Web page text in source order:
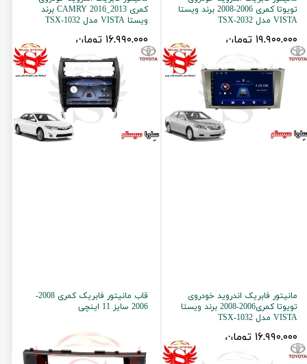
تویوتا کمری 2006-2008 برند ویستا
VISTA مدل TSX-2032
۱۹,۹۰۰,۰۰۰ تومان
کمری 2013_2016 CAMRY برند
ویستا VISTA مدل TSX-1032
۱۶,۹۹۰,۰۰۰ تومان
مانیتور فابریک اندروید خودروی
تویوتا کمری2006-2008 برند ویستا
VISTA مدل TSX-1032
۱۶,۹۹۰,۰۰۰ تومان
قاب مانیتور فابریک کمری 2008-
2006 سایز 11 اینچی